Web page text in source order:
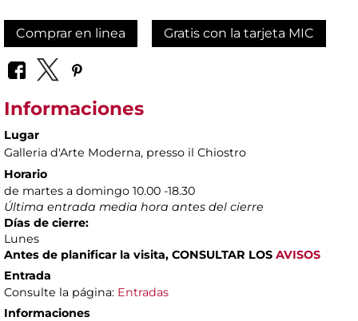
Comprar en linea Gratis con la tarjeta MIC
Informaciones
Lugar
Galleria d'Arte Moderna, presso il Chiostro
Horario
de martes a domingo 10.00 -18.30
Última entrada media hora antes del cierre
Días de cierre:
Lunes
Antes de planificar la visita, CONSULTAR LOS AVISOS
Entrada
Consulte la página: Entradas
Informaciones